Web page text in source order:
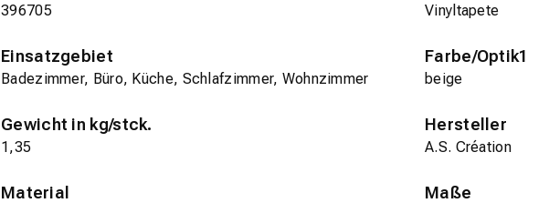
396705 Vinyltapete
Einsatzgebiet
Badezimmer, Büro, Küche, Schlafzimmer, Wohnzimmer
Farbe/Optik1
beige
Gewicht in kg/stck.
1,35
Hersteller
A.S. Création
Material Maße